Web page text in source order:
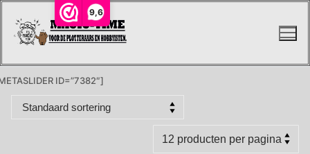
9,6
naar
ID=”7382″]